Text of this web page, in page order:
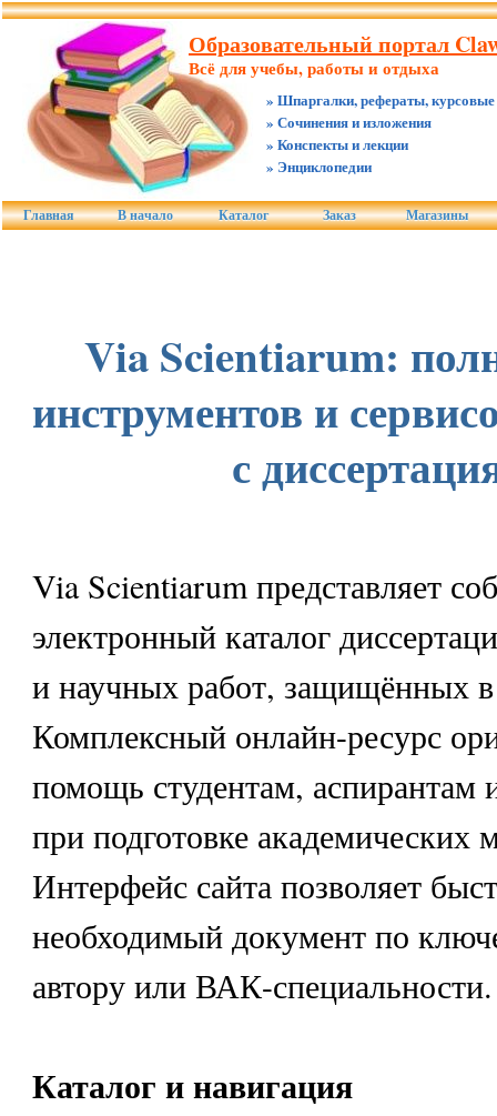
Образовательный портал
Всё для учебы, работы и отдыха
» Шпаргалки, рефераты, курсовые
» Сочинения и изложения
» Конспекты и лекции
» Энциклопедии
Главная В начало Каталог Заказ Магазины
Via Scientiarum:
инструментов и
с
Via Scientiarum представляет
электронный каталог
и научных работ, защищённых
Комплексный онлайн-ресурс
помощь студентам, аспирантам
при подготовке академических
Интерфейс сайта позволяет
необходимый документ по
автору или ВАК-специальности.
Каталог и навигация